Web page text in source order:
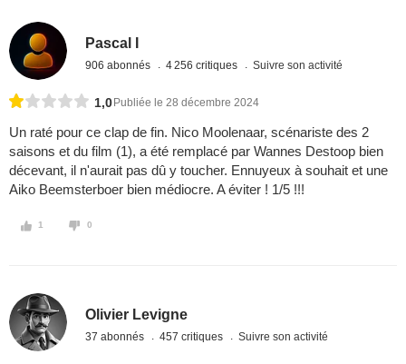
Pascal I
906 abonnés 4 256 critiques Suivre son activité
1,0 Publiée le 28 décembre 2024
Un raté pour ce clap de fin. Nico Moolenaar, scénariste des 2
saisons et du film (1), a été remplacé par Wannes Destoop bien
décevant, il n'aurait pas dû y toucher. Ennuyeux à souhait et une
Aiko Beemsterboer bien médiocre. A éviter ! 1/5 !!!
1 0
Olivier Levigne
37 abonnés 457 critiques Suivre son activité